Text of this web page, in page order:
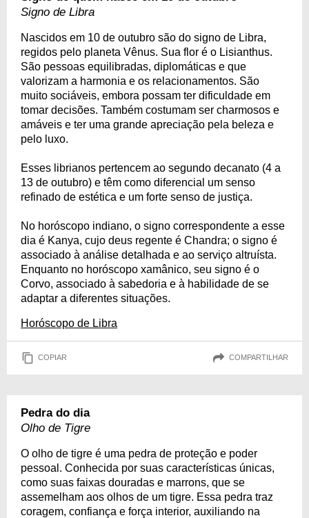
Signo de Libra
Nascidos em 10 de outubro são do signo de Libra,
regidos pelo planeta Vênus. Sua flor é o Lisianthus.
São pessoas equilibradas, diplomáticas e que
valorizam a harmonia e os relacionamentos. São
muito sociáveis, embora possam ter dificuldade em
tomar decisões. Também costumam ser charmosos e
amáveis e ter uma grande apreciação pela beleza e
pelo luxo.
Esses librianos pertencem ao segundo decanato (4 a
13 de outubro) e têm como diferencial um senso
refinado de estética e um forte senso de justiça.
No horóscopo indiano, o signo correspondente a esse
dia é Kanya, cujo deus regente é Chandra; o signo é
associado à análise detalhada e ao serviço altruísta.
Enquanto no horóscopo xamânico, seu signo é o
Corvo, associado à sabedoria e à habilidade de se
adaptar a diferentes situações.
Horóscopo de Libra
COPIAR COMPARTILHAR
Pedra do dia
Olho de Tigre
O olho de tigre é uma pedra de proteção e poder
pessoal. Conhecida por suas características únicas,
como suas faixas douradas e marrons, que se
assemelham aos olhos de um tigre. Essa pedra traz
coragem, confiança e força interior, auxiliando na